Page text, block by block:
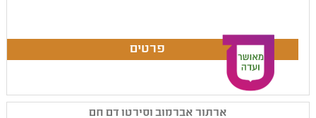
ארתור אברמוב וסירטו דם חם